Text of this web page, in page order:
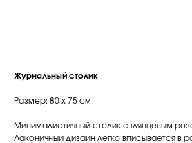
Журнальный столик
Размер: 80 x 75 см
Минималистичный столик с глянцевым
Лаконичный дизайн легко вписывается в